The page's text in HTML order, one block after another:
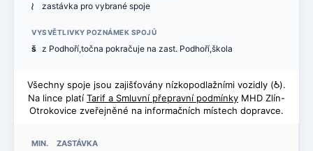
MIN. ZASTÁVKA
< zastávka pro vybrané spoje
VYSVĚTLIVKY POZNÁMEK SPOJŮ
š z Podhoří,točna pokračuje na zast. Podhoří,škola
Všechny spoje jsou zajišťovány nízkopodlažními vozidly (@).
Na lince platí Tarif a Smluvní přepravní podmínky MHD Zlín-
Otrokovice zveřejněné na informačních místech dopravce.